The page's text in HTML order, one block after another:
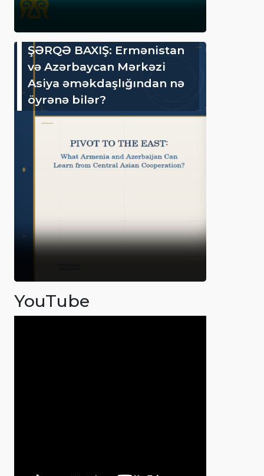
ŞƏRQƏ BAXIŞ: Ermənistan
və Azərbaycan Mərkəzi
Asiya əməkdaşlığından nə
öyrənə bilər?
YouTube